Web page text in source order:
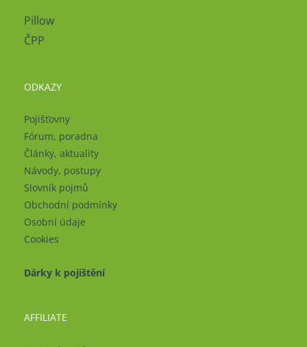
Pillow
ČPP
ODKAZY
Pojišťovny
Fórum, poradna
Články, aktuality
Návody, postupy
Slovník pojmů
Obchodní podmínky
Osobní údaje
Cookies
Dárky k pojištění
AFFILIATE